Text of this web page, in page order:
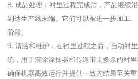
8. 成品处理：衬里过程完成后，产品继续
到达生产线末端。它们可以被进一步加工
阶段。
9. 清洁和维护：在衬里过程之后，自动衬
统，用于清除涂抹器和传送带上多余的衬
确保机器高效运行并提供一致的结果至关重